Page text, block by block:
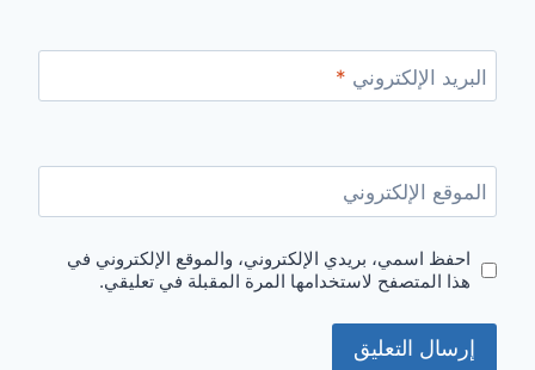
البريد الإلكتروني *
الموقع الإلكتروني
احفظ اسمي، بريدي الإلكتروني، والموقع الإلكتروني في
هذا المتصفح لاستخدامها المرة المقبلة في تعليقي.